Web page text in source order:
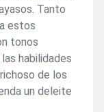
Tanto
estos
tonos
habilidades
de los
un deleite